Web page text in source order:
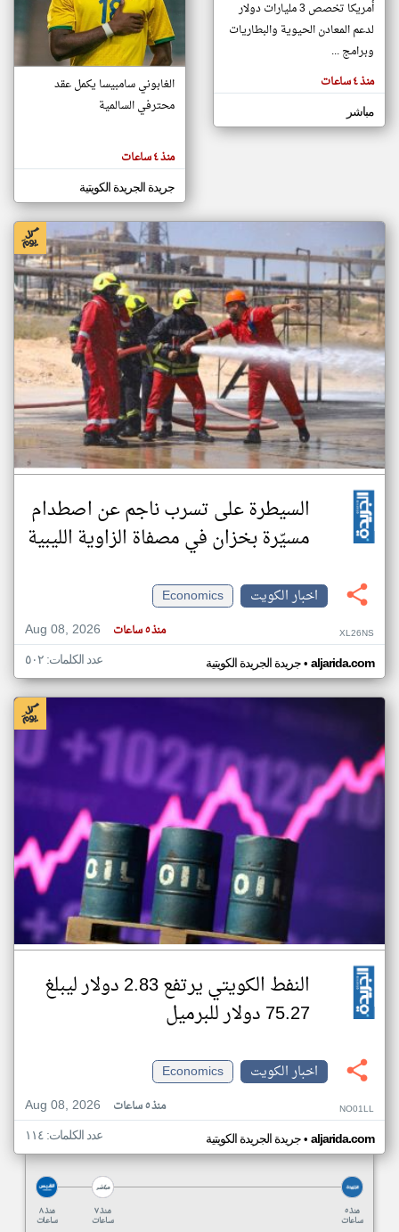
تغيير الدولة
مصادر الأخبار من الكويت
اخبار الكويت على مدار الساعة
أهم اخبار الكويت العاجلة والمباشرة
المقالات
هنا عن
وجهة
نظر
أمريكا تخصص 3 مليارات دولار
لدعم المعادن الحيوية والبطاريات
وبرامج ...
منذ ٤ ساعات
مباشر
الغابوني سامبيسا يكمل عقد
محترفي السالمية
منذ ٤ ساعات
جريدة الجريدة الكويتية
السيطرة على تسرب ناجم عن اصطدام
مسيّرة بخزان في مصفاة الزاوية الليبية
اخبار الكويت
Economics
Aug 08, 2026
منذ ٥ ساعات XL26NS
جريدة الجريدة الكويتية• aljarida.com عدد الكلمات: ٥٠٢
النفط الكويتي يرتفع 2.83 دولار ليبلغ
75.27 دولار للبرميل
اخبار الكويت
Economics
Aug 08, 2026
منذ ٥ ساعات NO01LL
جريدة الجريدة الكويتية• aljarida.com عدد الكلمات: ١١٤
منذ ٨
ساعات
منذ ٧
ساعات
منذ ٥
ساعات
klyoum.com